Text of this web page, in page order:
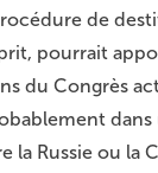
de
pourrait
du Congrès
dans
la Russie ou la